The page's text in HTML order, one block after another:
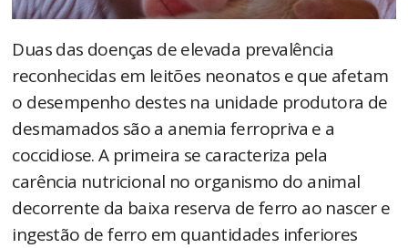
Duas das doenças de elevada prevalência
reconhecidas em leitões neonatos e que afetam
o desempenho destes na unidade produtora de
desmamados são a anemia ferropriva e a
coccidiose. A primeira se caracteriza pela
carência nutricional no organismo do animal
decorrente da baixa reserva de ferro ao nascer e
ingestão de ferro em quantidades inferiores